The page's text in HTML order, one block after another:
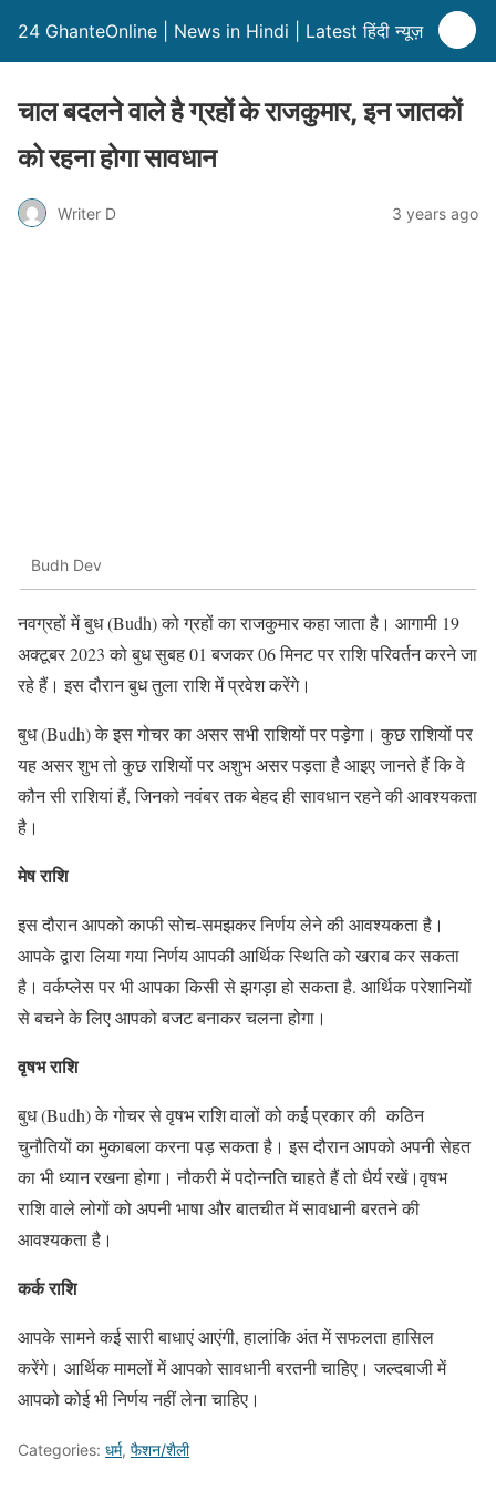
24 GhanteOnline | News in Hindi | Latest हिंदी न्यूज़
चाल बदलने वाले है ग्रहों के राजकुमार, इन जातकों
को रहना होगा सावधान
Writer D 3 years ago
Budh Dev
नवग्रहों में बुध (Budh) को ग्रहों का राजकुमार कहा जाता है। आगामी 19
अक्टूबर 2023 को बुध सुबह 01 बजकर 06 मिनट पर राशि परिवर्तन करने जा
रहे हैं। इस दौरान बुध तुला राशि में प्रवेश करेंगे।
बुध (Budh) के इस गोचर का असर सभी राशियों पर पड़ेगा। कुछ राशियों पर
यह असर शुभ तो कुछ राशियों पर अशुभ असर पड़ता है आइए जानते हैं कि वे
कौन सी राशियां हैं, जिनको नवंबर तक बेहद ही सावधान रहने की आवश्यकता
है।
मेष राशि
इस दौरान आपको काफी सोच-समझकर निर्णय लेने की आवश्यकता है।
आपके द्वारा लिया गया निर्णय आपकी आर्थिक स्थिति को खराब कर सकता
है। वर्कप्लेस पर भी आपका किसी से झगड़ा हो सकता है. आर्थिक परेशानियों
से बचने के लिए आपको बजट बनाकर चलना होगा।
वृषभ राशि
बुध (Budh) के गोचर से वृषभ राशि वालों को कई प्रकार की कठिन
चुनौतियों का मुकाबला करना पड़ सकता है। इस दौरान आपको अपनी सेहत
का भी ध्यान रखना होगा। नौकरी में पदोन्नति चाहते हैं तो धैर्य रखें।वृषभ
राशि वाले लोगों को अपनी भाषा और बातचीत में सावधानी बरतने की
आवश्यकता है।
कर्क राशि
आपके सामने कई सारी बाधाएं आएंगी, हालांकि अंत में सफलता हासिल
करेंगे। आर्थिक मामलों में आपको सावधानी बरतनी चाहिए। जल्दबाजी में
आपको कोई भी निर्णय नहीं लेना चाहिए।
Categories: धर्म, फैशन/शैली